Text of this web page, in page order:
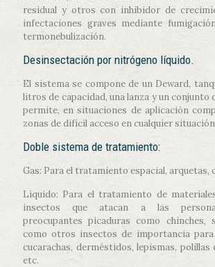
residual y otros con inhibidor de
infectaciones graves mediante
termonebulización.
Desinsectación por nitrógeno líquido.
El sistema se compone de un Deward,
litros de capacidad, una lanza y un conjunto
permite, en situaciones de aplicación
zonas de difícil acceso en cualquier
Doble sistema de tratamiento:
Gas: Para el tratamiento espacial, arquetas,
Líquido: Para el tratamiento de
insectos que atacan a las
preocupantes picaduras como chinches,
como otros insectos de importancia para
cucarachas, derméstidos, lepismas, polillas
etc.